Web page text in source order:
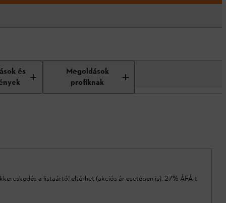
és
Megoldások
profiknak
a listaártól eltérhet (akciós ár esetében is). 27% ÁFÁ-t